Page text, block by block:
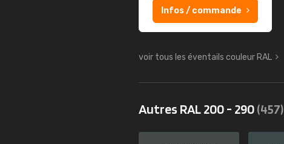
Infos / commande
voir tous les éventails couleur RAL
Autres RAL 200 - 290(457)